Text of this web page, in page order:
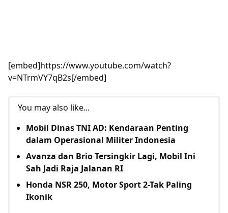
[embed]https://www.youtube.com/watch?
v=NTrmVY7qB2s[/embed]
You may also like...
Mobil Dinas TNI AD: Kendaraan Penting
dalam Operasional Militer Indonesia
Avanza dan Brio Tersingkir Lagi, Mobil Ini
Sah Jadi Raja Jalanan RI
Honda NSR 250, Motor Sport 2-Tak Paling
Ikonik